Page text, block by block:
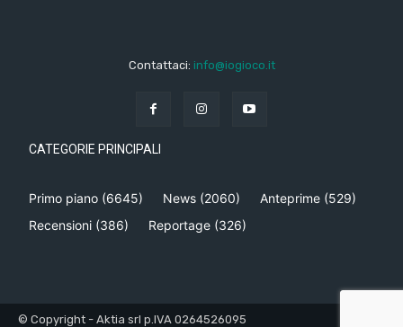
Contattaci: info@iogioco.it
CATEGORIE PRINCIPALI
Primo piano (6645) News (2060) Anteprime (529)
Recensioni (386) Reportage (326)
© Copyright - Aktia srl p.IVA 0264526095